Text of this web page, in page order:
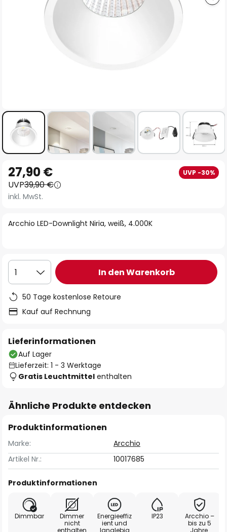
Anfang
der
Bildgalerie
Arcchio LED-Downlight Niria, weiß, 4.000K
27,90 € UVP -30%
UVP39,90 €
inkl. MwSt.
1 In den Warenkorb
50 Tage kostenlose Retoure
Kauf auf Rechnung
Lieferinformationen
Auf Lager
Lieferzeit: 1 - 3 Werktage
Gratis Leuchtmittel enthalten
Ähnliche Produkte entdecken
Produktinformationen
Marke:
Arcchio
Artikel Nr.:
10017685
Produktinformationen
Dimmbar
Dimmer
nicht
enthalten
Energieeffiz
ient und
langlebig
IP23
Arcchio –
bis zu 5
Jahre